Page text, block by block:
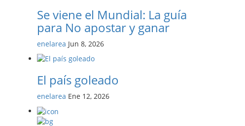
Se viene el Mundial: La guía
para No apostar y ganar
enelarea Jun 8, 2026
El país goleado
enelarea Ene 12, 2026